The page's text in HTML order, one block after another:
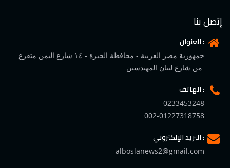
إتصل بنا
العنوان :
جمهورية مصر العربية - محافظة الجيزة - ١٤ شارع اليمن متفرع
الهاتف :
0233453248
002-01227318758
البريد الإلكتروني :
alboslanews2@gmail.com